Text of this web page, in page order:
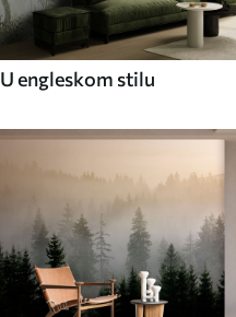
U engleskom stilu